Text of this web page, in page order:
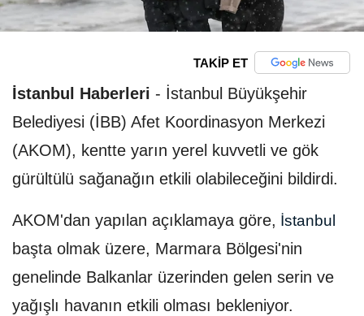
TAKİP ET
İstanbul Haberleri - İstanbul Büyükşehir
Belediyesi (İBB) Afet Koordinasyon Merkezi
(AKOM), kentte yarın yerel kuvvetli ve gök
gürültülü sağanağın etkili olabileceğini bildirdi.
AKOM'dan yapılan açıklamaya göre, İstanbul
başta olmak üzere, Marmara Bölgesi'nin
genelinde Balkanlar üzerinden gelen serin ve
yağışlı havanın etkili olması bekleniyor.